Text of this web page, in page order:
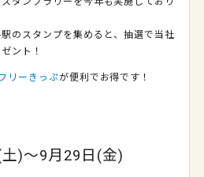
のスタンプを集めると、抽選で当社
ント！
リーきっぷが便利でお得です！
)～9月29日(金)